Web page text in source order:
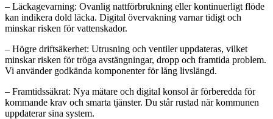
– Läckagevarning: Ovanlig nattförbrukning eller kontinuerligt flöde
kan indikera dold läcka. Digital övervakning varnar tidigt och
minskar risken för vattenskador.
– Högre driftsäkerhet: Utrusning och ventiler uppdateras, vilket
minskar risken för tröga avstängningar, dropp och framtida problem.
Vi använder godkända komponenter för lång livslängd.
– Framtidssäkrat: Nya mätare och digital konsol är förberedda för
kommande krav och smarta tjänster. Du står rustad när kommunen
uppdaterar sina system.